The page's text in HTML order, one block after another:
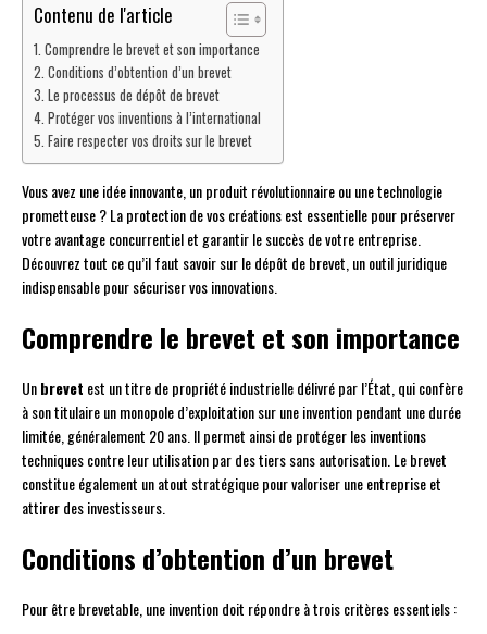
Contenu de l'article
Comprendre le brevet et son importance
Conditions d’obtention d’un brevet
Le processus de dépôt de brevet
Protéger vos inventions à l’international
Faire respecter vos droits sur le brevet
Vous avez une idée innovante, un produit révolutionnaire ou une technologie
prometteuse ? La protection de vos créations est essentielle pour préserver
votre avantage concurrentiel et garantir le succès de votre entreprise.
Découvrez tout ce qu’il faut savoir sur le dépôt de brevet, un outil juridique
indispensable pour sécuriser vos innovations.
Comprendre le brevet et son importance
Unbrevet est un titre de propriété industrielle délivré par l’État, qui confère
à son titulaire un monopole d’exploitation sur une invention pendant une durée
limitée, généralement 20 ans. Il permet ainsi de protéger les inventions
techniques contre leur utilisation par des tiers sans autorisation. Le brevet
constitue également un atout stratégique pour valoriser une entreprise et
attirer des investisseurs.
Conditions d’obtention d’un brevet
Pour être brevetable, une invention doit répondre à trois critères essentiels :